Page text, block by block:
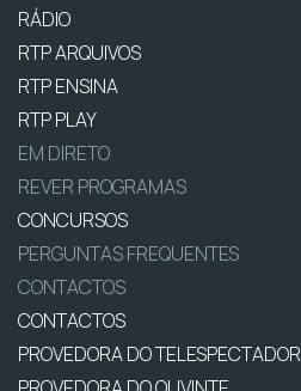
RÁDIO
RTP ARQUIVOS
RTP ENSINA
RTP PLAY
EM DIRETO
REVER PROGRAMAS
CONCURSOS
PERGUNTAS FREQUENTES
CONTACTOS
CONTACTOS
PROVEDORA DO TELESPECTADOR